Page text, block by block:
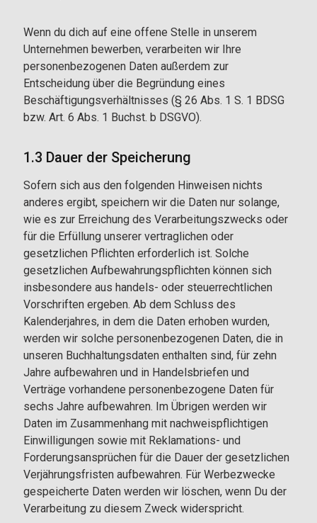
Wenn du dich auf eine offene Stelle in unserem
Unternehmen bewerben, verarbeiten wir Ihre
personenbezogenen Daten außerdem zur
Entscheidung über die Begründung eines
Beschäftigungsverhältnisses (§ 26 Abs. 1 S. 1 BDSG
bzw. Art. 6 Abs. 1 Buchst. b DSGVO).
1.3 Dauer der Speicherung
Sofern sich aus den folgenden Hinweisen nichts
anderes ergibt, speichern wir die Daten nur solange,
wie es zur Erreichung des Verarbeitungszwecks oder
für die Erfüllung unserer vertraglichen oder
gesetzlichen Pflichten erforderlich ist. Solche
gesetzlichen Aufbewahrungspflichten können sich
insbesondere aus handels- oder steuerrechtlichen
Vorschriften ergeben. Ab dem Schluss des
Kalenderjahres, in dem die Daten erhoben wurden,
werden wir solche personenbezogenen Daten, die in
unseren Buchhaltungsdaten enthalten sind, für zehn
Jahre aufbewahren und in Handelsbriefen und
Verträge vorhandene personenbezogene Daten für
sechs Jahre aufbewahren. Im Übrigen werden wir
Daten im Zusammenhang mit nachweispflichtigen
Einwilligungen sowie mit Reklamations- und
Forderungsansprüchen für die Dauer der gesetzlichen
Verjährungsfristen aufbewahren. Für Werbezwecke
gespeicherte Daten werden wir löschen, wenn Du der
Verarbeitung zu diesem Zweck widerspricht.